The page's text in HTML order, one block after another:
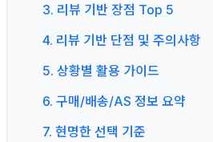
3. 리뷰 기반 장점 Top 5
4. 리뷰 기반 단점 및 주의사항
5. 상황별 활용 가이드
6. 구매/배송/AS 정보 요약
7. 현명한 선택 기준